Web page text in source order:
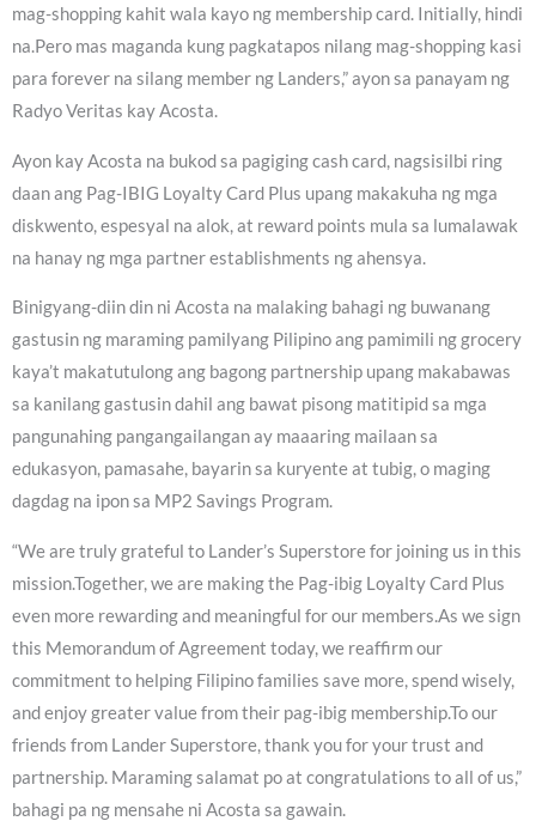
mag-shopping kahit wala kayo ng membership card. Initially, hindi
na.Pero mas maganda kung pagkatapos nilang mag-shopping kasi
para forever na silang member ng Landers,” ayon sa panayam ng
Radyo Veritas kay Acosta.
Ayon kay Acosta na bukod sa pagiging cash card, nagsisilbi ring
daan ang Pag-IBIG Loyalty Card Plus upang makakuha ng mga
diskwento, espesyal na alok, at reward points mula sa lumalawak
na hanay ng mga partner establishments ng ahensya.
Binigyang-diin din ni Acosta na malaking bahagi ng buwanang
gastusin ng maraming pamilyang Pilipino ang pamimili ng grocery
kaya’t makatutulong ang bagong partnership upang makabawas
sa kanilang gastusin dahil ang bawat pisong matitipid sa mga
pangunahing pangangailangan ay maaaring mailaan sa
edukasyon, pamasahe, bayarin sa kuryente at tubig, o maging
dagdag na ipon sa MP2 Savings Program.
“We are truly grateful to Lander’s Superstore for joining us in this
mission.Together, we are making the Pag-ibig Loyalty Card Plus
even more rewarding and meaningful for our members.As we sign
this Memorandum of Agreement today, we reaffirm our
commitment to helping Filipino families save more, spend wisely,
and enjoy greater value from their pag-ibig membership.To our
friends from Lander Superstore, thank you for your trust and
partnership. Maraming salamat po at congratulations to all of us,”
bahagi pa ng mensahe ni Acosta sa gawain.